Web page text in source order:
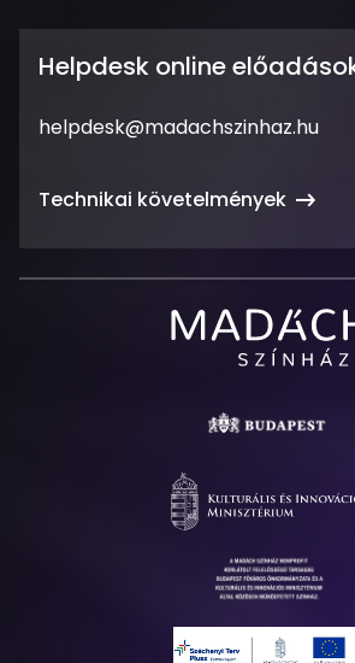
Helpdesk online
Email
helpdesk@madachszinhaz.hu
Technikai követelmények
Színház